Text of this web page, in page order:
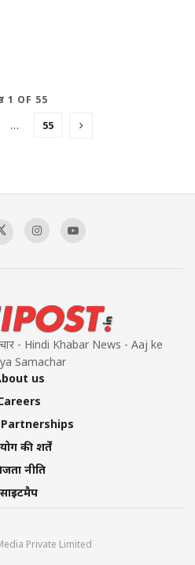
1 OF 55
… 55
- Hindi Khabar News - Aaj ke
Samachar
us
की शर्तें
नीति
साइटमैप
Private Limited